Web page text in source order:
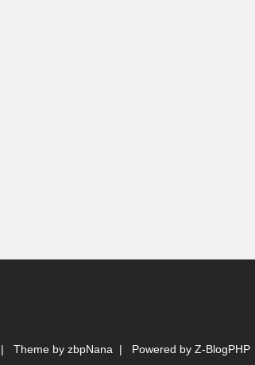
| Theme by zbpNana | Powered by Z-BlogPHP